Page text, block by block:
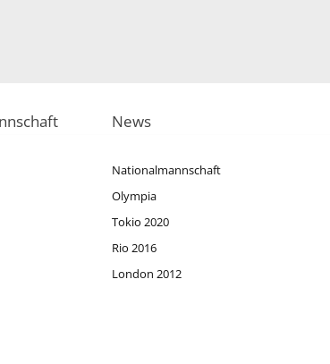
News
Nationalmannschaft
Olympia
Tokio 2020
Rio 2016
London 2012